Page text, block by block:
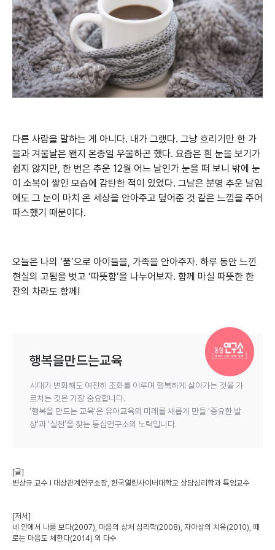
다른 사람을 말하는 게 아니다. 내가 그랬다. 그냥 흐리기만 한 가
을과 겨울날은 왠지 온종일 우울하곤 했다. 요즘은 흰 눈을 보기가
쉽지 않지만, 한 번은 추운 12월 어느 날인가 눈을 떠 보니 밖에 눈
이 소복이 쌓인 모습에 감탄한 적이 있었다. 그날은 분명 추운 날임
에도 그 눈이 마치 온 세상을 안아주고 덮어준 것 같은 느낌을 주어
따스했기 때문이다.
오늘은 나의 ‘품’으로 아이들을, 가족을 안아주자. 하루 동안 느낀
현실의 고됨을 벗고 ‘따뜻함’을 나누어보자. 함께 마실 따뜻한 한
잔의 차라도 함께!
행복을만드는교육
시대가 변화해도 여전히 조화를 이루며 행복하게 살아가는 것을 가
르치는 것은 가장 중요합니다.
‘행복을 만드는 교육’은 유아교육의 미래를 새롭게 만들 ‘중요한 발
상’과 ‘실천’을 찾는 동심연구소의 노력입니다.
[글]
변상규 교수 l 대상관계연구소장, 한국열린사이버대학교 상담심리학과 특임교수
[저서]
네 안에서 나를 보다(2007), 마음의 상처 심리학(2008), 자아상의 치유(2010), 때
로는 마음도 체한다(2014) 외 다수